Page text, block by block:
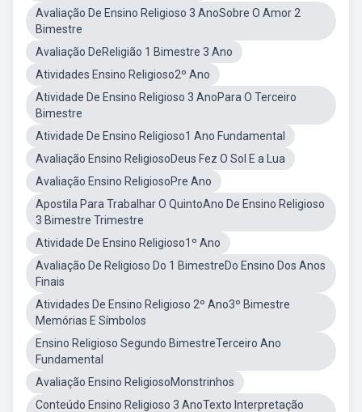
Avaliação De Ensino Religioso 3 AnoSobre O Amor 2
Bimestre
Avaliação DeReligião 1 Bimestre 3 Ano
Atividades Ensino Religioso2º Ano
Atividade De Ensino Religioso 3 AnoPara O Terceiro
Bimestre
Atividade De Ensino Religioso1 Ano Fundamental
Avaliação Ensino ReligiosoDeus Fez O Sol E a Lua
Avaliação Ensino ReligiosoPre Ano
Apostila Para Trabalhar O QuintoAno De Ensino Religioso
3 Bimestre Trimestre
Atividade De Ensino Religioso1º Ano
Avaliação De Religioso Do 1 BimestreDo Ensino Dos Anos
Finais
Atividades De Ensino Religioso 2º Ano3º Bimestre
Memórias E Símbolos
Ensino Religioso Segundo BimestreTerceiro Ano
Fundamental
Avaliação Ensino ReligiosoMonstrinhos
Conteúdo Ensino Religioso 3 AnoTexto Interpretação